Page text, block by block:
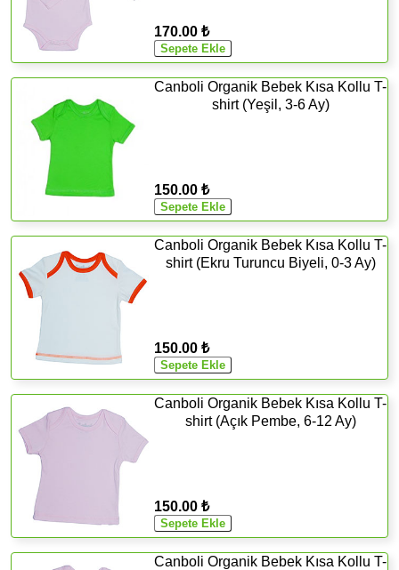
170.00 ₺
Canboli Organik Bebek Kısa Kollu T-
shirt (Yeşil, 3-6 Ay)
150.00 ₺
Canboli Organik Bebek Kısa Kollu T-
shirt (Ekru Turuncu Biyeli, 0-3 Ay)
150.00 ₺
Canboli Organik Bebek Kısa Kollu T-
shirt (Açık Pembe, 6-12 Ay)
150.00 ₺
Canboli Organik Bebek Kısa Kollu T-